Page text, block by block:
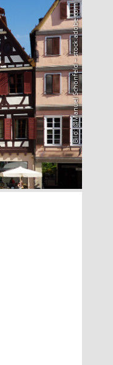
Bild: @Manuel Schönfeld – stock.adobe.com